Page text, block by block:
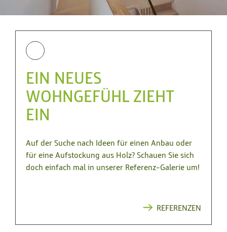
EIN NEUES
WOHNGEFÜHL ZIEHT
EIN
Auf der Suche nach Ideen für einen Anbau oder
für eine Aufstockung aus Holz? Schauen Sie sich
doch einfach mal in unserer Referenz-Galerie um!
REFERENZEN